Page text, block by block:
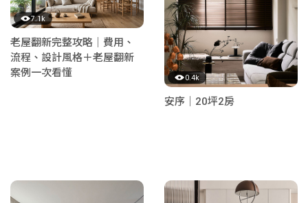
7.1k
老屋翻新完整攻略｜費用、
流程、設計風格＋老屋翻新
案例一次看懂
0.4k
安序｜20坪2房